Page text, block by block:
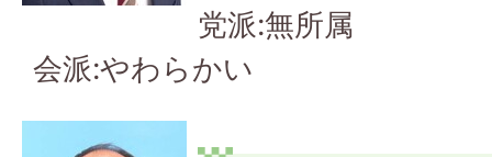
党派:無所属
会派:やわらかい